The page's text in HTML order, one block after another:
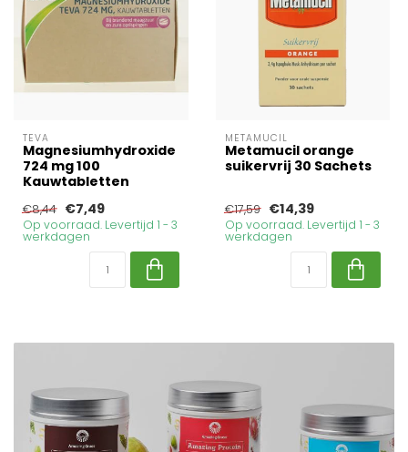
TEVA
Magnesiumhydroxide
724 mg 100
Kauwtabletten
€8,44 €7,49
Op voorraad. Levertijd 1 - 3
werkdagen
METAMUCIL
Metamucil orange
suikervrij 30 Sachets
€17,59 €14,39
Op voorraad. Levertijd 1 - 3
werkdagen